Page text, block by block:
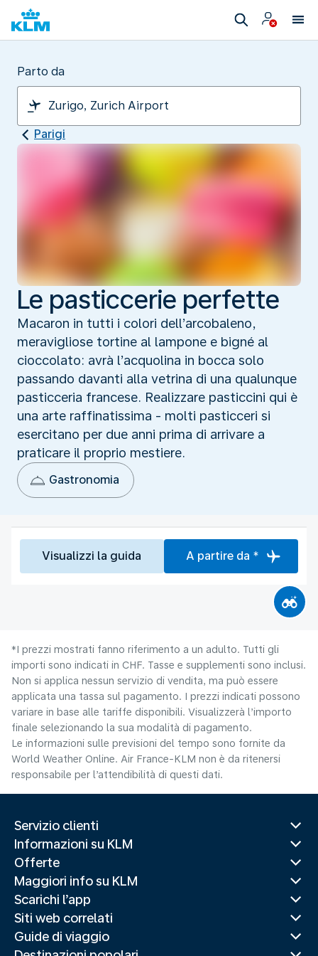
Parto da
Parigi
Le pasticcerie perfette
Macaron in tutti i colori dell’arcobaleno,
meravigliose tortine al lampone e bigné al
cioccolato: avrà l’acquolina in bocca solo
passando davanti alla vetrina di una qualunque
pasticceria francese. Realizzare pasticcini qui è
una arte raffinatissima - molti pasticceri si
esercitano per due anni prima di arrivare a
praticare il proprio mestiere.
Gastronomia
Visualizzi la guida A partire da *
*I prezzi mostrati fanno riferimento a un adulto. Tutti gli
importi sono indicati in CHF. Tasse e supplementi sono inclusi.
Non si applica nessun servizio di vendita, ma può essere
applicata una tassa sul pagamento. I prezzi indicati possono
variare in base alle tariffe disponibili. Visualizzerà l’importo
finale selezionando la sua modalità di pagamento.
Le informazioni sulle previsioni del tempo sono fornite da
World Weather Online. Air France-KLM non è da ritenersi
responsabile per l’attendibilità di questi dati.
Servizio clienti
Informazioni su KLM
Offerte
Maggiori info su KLM
Scarichi l’app
Siti web correlati
Guide di viaggio